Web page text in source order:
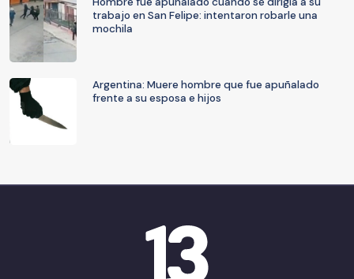
trabajo en San Felipe: intentaron robarle una
mochila
Argentina: Muere hombre que fue apuñalado
frente a su esposa e hijos